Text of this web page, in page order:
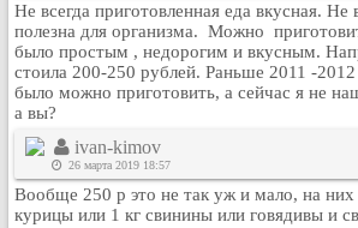
Вход с 7ooo.ru
Регистрация
Забыли пароль?
Данные авторизации одинаковые с
сайтом 7ooo.ru
Форумы
Главная
Не всегда приготовленная еда вкусная. Не
полезна для организма. Можно
было простым , недорогим и вкусным.
стоила 200-250 рублей. Раньше 2011 -2012
было можно приготовить, а сейчас я не
а вы?
ivan-kimov
26 марта 2019 18:57
Вообще 250 р это не так уж и мало, на
курицы или 1 кг свинины или говядивы и